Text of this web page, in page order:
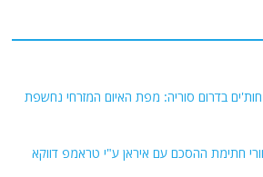
חות'ים בדרום סוריה: מפת האיום המזרחי נחשפת
חתימת ההסכם עם איראן ע"י טראמפ דווקא